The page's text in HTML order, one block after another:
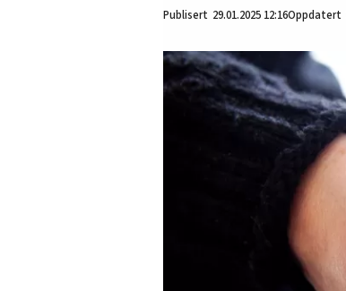
29.01.2025 12:16